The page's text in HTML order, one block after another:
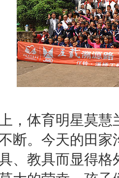
体育明星莫慧
断。今天的田
、教具而显得